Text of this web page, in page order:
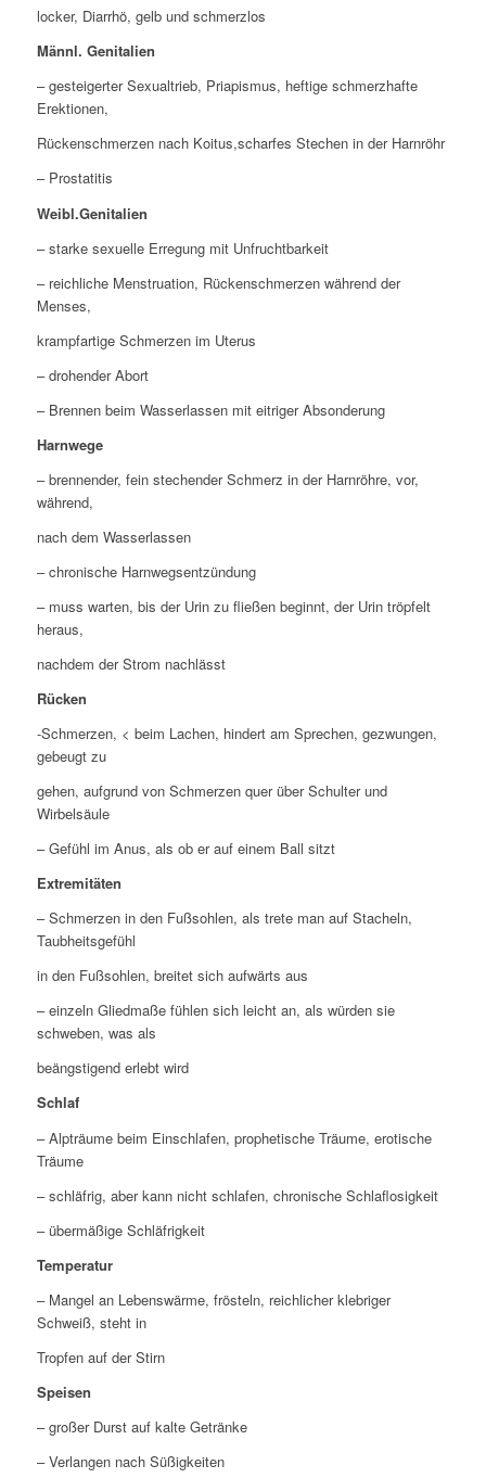
locker, Diarrhö, gelb und schmerzlos
Männl. Genitalien
– gesteigerter Sexualtrieb, Priapismus, heftige schmerzhafte
Erektionen,
Rückenschmerzen nach Koitus,scharfes Stechen in der Harnröhr
– Prostatitis
Weibl.Genitalien
– starke sexuelle Erregung mit Unfruchtbarkeit
– reichliche Menstruation, Rückenschmerzen während der
Menses,
krampfartige Schmerzen im Uterus
– drohender Abort
– Brennen beim Wasserlassen mit eitriger Absonderung
Harnwege
– brennender, fein stechender Schmerz in der Harnröhre, vor,
während,
nach dem Wasserlassen
– chronische Harnwegsentzündung
– muss warten, bis der Urin zu fließen beginnt, der Urin tröpfelt
heraus,
nachdem der Strom nachlässt
Rücken
-Schmerzen, < beim Lachen, hindert am Sprechen, gezwungen,
gebeugt zu
gehen, aufgrund von Schmerzen quer über Schulter und
Wirbelsäule
– Gefühl im Anus, als ob er auf einem Ball sitzt
Extremitäten
– Schmerzen in den Fußsohlen, als trete man auf Stacheln,
Taubheitsgefühl
in den Fußsohlen, breitet sich aufwärts aus
– einzeln Gliedmaße fühlen sich leicht an, als würden sie
schweben, was als
beängstigend erlebt wird
Schlaf
– Alpträume beim Einschlafen, prophetische Träume, erotische
Träume
– schläfrig, aber kann nicht schlafen, chronische Schlaflosigkeit
– übermäßige Schläfrigkeit
Temperatur
– Mangel an Lebenswärme, frösteln, reichlicher klebriger
Schweiß, steht in
Tropfen auf der Stirn
Speisen
– großer Durst auf kalte Getränke
– Verlangen nach Süßigkeiten